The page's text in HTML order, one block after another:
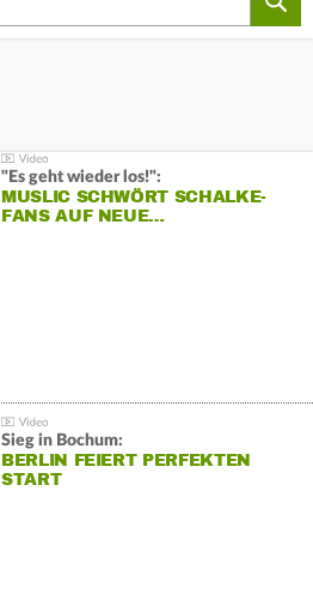
"Es geht wieder los!":
MUSLIC SCHWÖRT SCHALKE-
FANS AUF NEUE…
Sieg in Bochum:
BERLIN FEIERT PERFEKTEN
START